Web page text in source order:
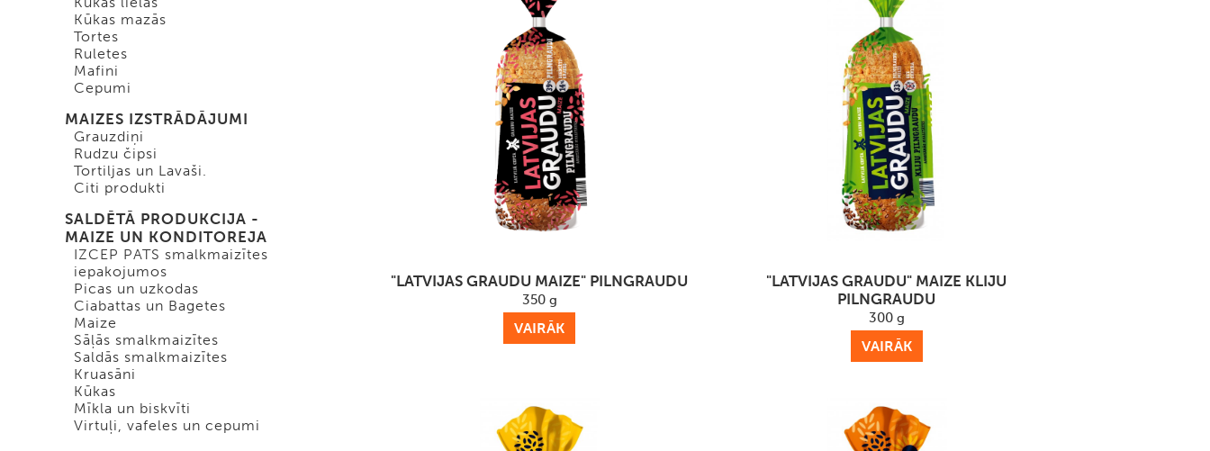
"LATVIJAS GRAUDU MAIZE" PILNGRAUDU
350 g
VAIRĀK
"LATVIJAS GRAUDU" MAIZE KLIJU
PILNGRAUDU
300 g
VAIRĀK
Kūkas mazās
Tortes
Ruletes
Mafini
Cepumi
MAIZES IZSTRĀDĀJUMI
Grauzdiņi
Rudzu čipsi
Tortiljas un Lavaši.
Citi produkti
SALDĒTĀ PRODUKCIJA -
MAIZE UN KONDITOREJA
IZCEP PATS smalkmaizītes
iepakojumos
Picas un uzkodas
Ciabattas un Bagetes
Maize
Sāļās smalkmaizītes
Saldās smalkmaizītes
Kruasāni
Kūkas
Mīkla un biskvīti
Virtuļi, vafeles un cepumi